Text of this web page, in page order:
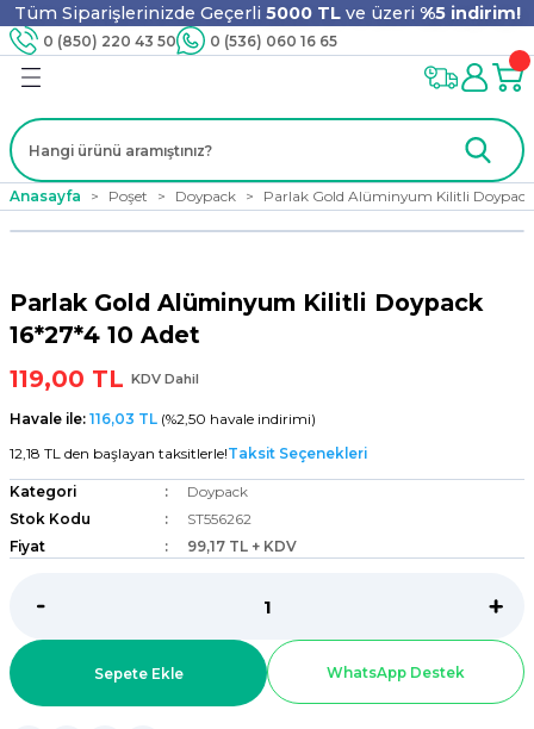
Tüm Siparişlerinizde Geçerli 5000 TLve üzeri %5 indirim!
0 (850) 220 43 50 0 (536) 060 16 65
Geri Dön
Geri Dön
Ürünleri
Geri Dön
Geri Dön
Tahta Karıştırıcı
Geri Dön
Kapları
Geri Dön
Geri Dön
Geri Dön
Anasayfa Poşet Doypack Parlak Gold Alüminyum Kilitli Doypack
Parlak Gold Alüminyum Kilitli Doypack
16*27*4 10 Adet
119,00 TL KDV Dahil
Havale ile: 116,03 TL (%2,50 havale indirimi)
12,18 TL den başlayan taksitlerle!Taksit Seçenekleri
Kategori
Doypack
Stok Kodu
ST556262
Fiyat
99,17 TL + KDV
Sepete Ekle WhatsApp Destek